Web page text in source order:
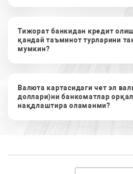
Тижорат банкидан кредит
қандай таъминот турларини
мумкин?
Валюта картасидаги чет эл
доллари)ни банкоматлар
нақдлаштира оламанми?